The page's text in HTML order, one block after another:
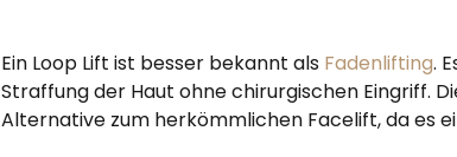
Ein Loop Lift ist besser bekannt als Fadenlifting.
Straffung der Haut ohne chirurgischen Eingriff.
Alternative zum herkömmlichen Facelift, da es